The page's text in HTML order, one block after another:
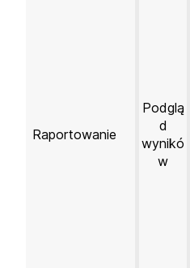
Raportowanie
Podglą
d
wynikó
w